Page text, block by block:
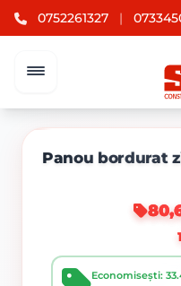
0752261327 |
Panou bordurat
Economisești: